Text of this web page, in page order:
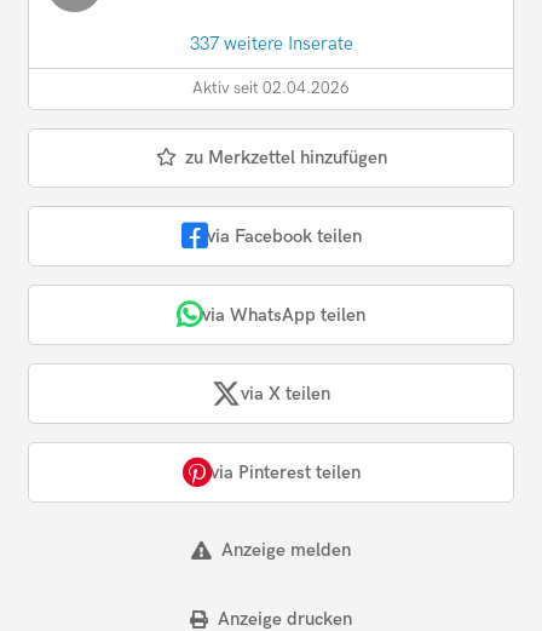
337 weitere Inserate
Aktiv seit 02.04.2026
zu Merkzettel hinzufügen
via Facebook teilen
via WhatsApp teilen
via X teilen
via Pinterest teilen
Anzeige melden
Anzeige drucken